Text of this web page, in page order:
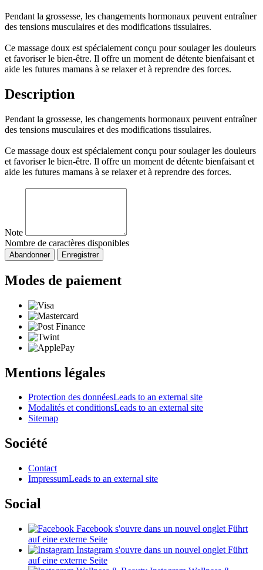
Pendant la grossesse, les changements hormonaux peuvent entraîner
des tensions musculaires et des modifications tissulaires.
Ce massage doux est spécialement conçu pour soulager les douleurs
et favoriser le bien-être. Il offre un moment de détente bienfaisant et
aide les futures mamans à se relaxer et à reprendre des forces.
Description
Pendant la grossesse, les changements hormonaux peuvent entraîner
des tensions musculaires et des modifications tissulaires.
Ce massage doux est spécialement conçu pour soulager les douleurs
et favoriser le bien-être. Il offre un moment de détente bienfaisant et
aide les futures mamans à se relaxer et à reprendre des forces.
Note
Nombre de caractères disponibles
Abandonner Enregistrer
Modes de paiement
Mentions légales
Protection des donnéesLeads to an external site
Modalités et conditionsLeads to an external site
Sitemap
Société
Contact
ImpressumLeads to an external site
Social
Facebook s'ouvre dans un nouvel onglet Führt
auf eine externe Seite
Instagram s'ouvre dans un nouvel onglet Führt
auf eine externe Seite